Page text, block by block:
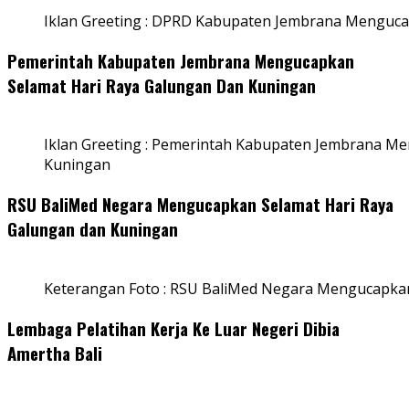
Iklan Greeting : DPRD Kabupaten Jembrana
Pemerintah Kabupaten Jembrana Mengucapkan
Selamat Hari Raya Galungan Dan Kuningan
Iklan Greeting : Pemerintah Kabupaten Jembrana
Kuningan
RSU BaliMed Negara Mengucapkan Selamat Hari Raya
Galungan dan Kuningan
Keterangan Foto : RSU BaliMed Negara
Lembaga Pelatihan Kerja Ke Luar Negeri Dibia
Amertha Bali